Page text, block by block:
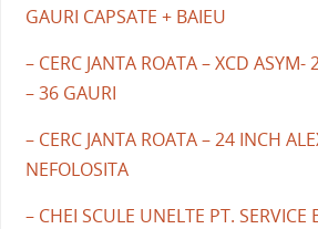
GAURI CAPSATE + BAIEU
– CERC JANTA ROATA – XCD
– 36 GAURI
– CERC JANTA ROATA – 24 INCH
NEFOLOSITA
– CHEI SCULE UNELTE PT. SERVICE